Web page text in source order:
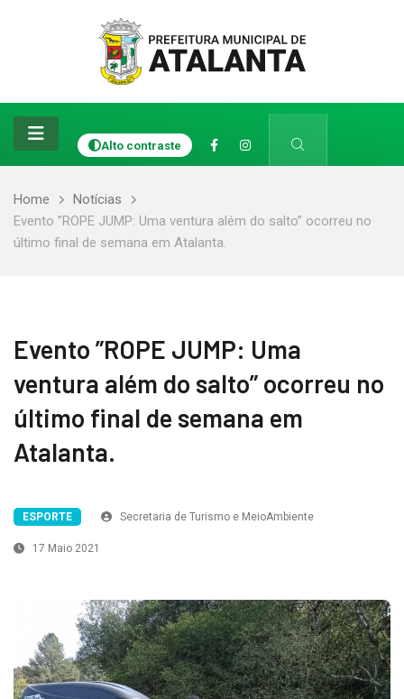
Alto contraste
Home
Notícias
Evento ”ROPE JUMP: Uma ventura além do salto” ocorreu no
último final de semana em Atalanta.
Evento ”ROPE JUMP: Uma
ventura além do salto” ocorreu no
último final de semana em
Atalanta.
ESPORTE Secretaria de Turismo e MeioAmbiente
17 Maio 2021